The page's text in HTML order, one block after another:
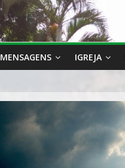
MENSAGENS IGREJA